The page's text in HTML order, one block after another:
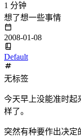
1 分钟
想了想一些事情
2008-01-08
Default
无标签
今天早上没能准时起
样了。
突然有种要作出决定